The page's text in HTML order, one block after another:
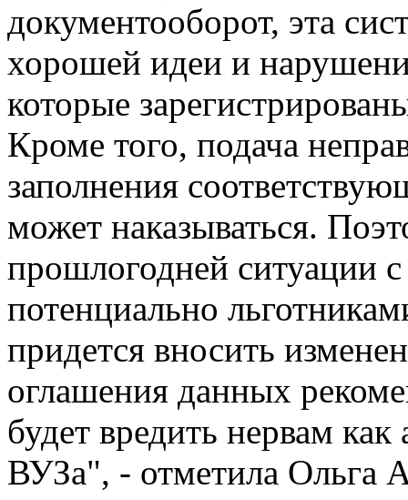
документооборот, эта
хорошей идеи и
которые
Кроме того, подача
заполнения
может наказываться.
прошлогодней ситуации
потенциально
придется вносить
оглашения данных
будет вредить нервам
ВУЗа", - отметила Ольга